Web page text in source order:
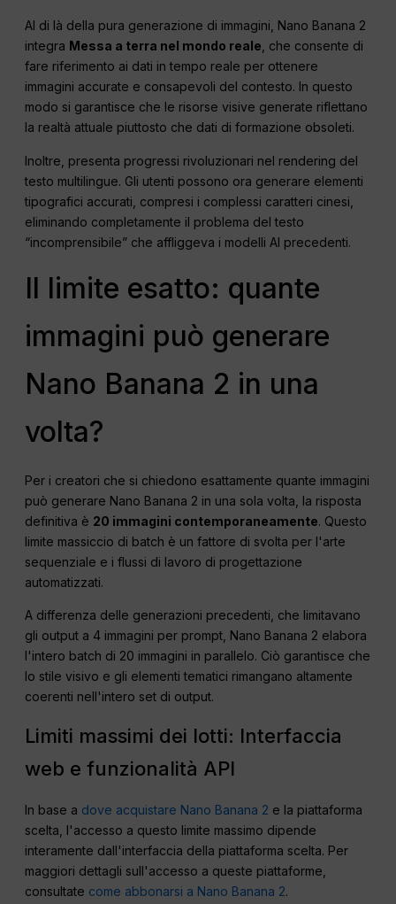
Al di là della pura generazione di immagini, Nano Banana 2
integra Messa a terra nel mondo reale , che consente di
fare riferimento ai dati in tempo reale per ottenere
immagini accurate e consapevoli del contesto. In questo
modo si garantisce che le risorse visive generate riflettano
la realtà attuale piuttosto che dati di formazione obsoleti.
Inoltre, presenta progressi rivoluzionari nel rendering del
testo multilingue. Gli utenti possono ora generare elementi
tipografici accurati, compresi i complessi caratteri cinesi,
eliminando completamente il problema del testo
“incomprensibile” che affliggeva i modelli AI precedenti.
Il limite esatto: quante
immagini può generare
Nano Banana 2 in una
volta?
Per i creatori che si chiedono esattamente quante immagini
può generare Nano Banana 2 in una sola volta, la risposta
definitiva è 20 immagini contemporaneamente. Questo
limite massiccio di batch è un fattore di svolta per l'arte
sequenziale e i flussi di lavoro di progettazione
automatizzati.
A differenza delle generazioni precedenti, che limitavano
gli output a 4 immagini per prompt, Nano Banana 2 elabora
l'intero batch di 20 immagini in parallelo. Ciò garantisce che
lo stile visivo e gli elementi tematici rimangano altamente
coerenti nell'intero set di output.
Limiti massimi dei lotti: Interfaccia
web e funzionalità API
In base a dove acquistare Nano Banana 2 e la piattaforma
scelta, l'accesso a questo limite massimo dipende
interamente dall'interfaccia della piattaforma scelta. Per
maggiori dettagli sull'accesso a queste piattaforme,
consultate come abbonarsi a Nano Banana 2.